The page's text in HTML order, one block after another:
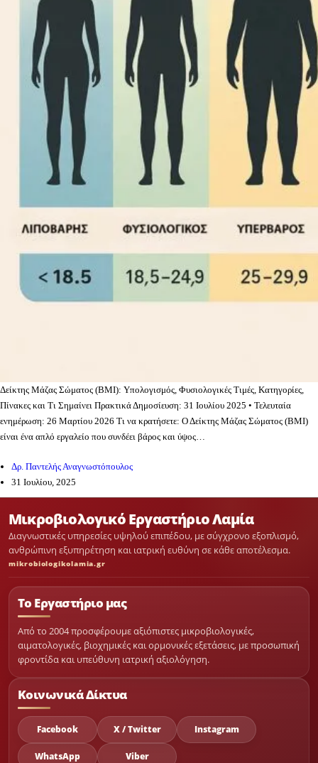
Δείκτης Μάζας Σώματος (BMI): Υπολογισμός, Φυσιολογικές Τιμές, Κατηγορίες,
Πίνακες και Τι Σημαίνει Πρακτικά Δημοσίευση: 31 Ιουλίου 2025 • Τελευταία
ενημέρωση: 26 Μαρτίου 2026 Τι να κρατήσετε: Ο Δείκτης Μάζας Σώματος (BMI)
είναι ένα απλό εργαλείο που συνδέει βάρος και ύψος…
Δρ. Παντελής Αναγνωστόπουλος
31 Ιουλίου, 2025
Μικροβιολογικό Εργαστήριο Λαμία
Διαγνωστικές υπηρεσίες υψηλού επιπέδου, με σύγχρονο εξοπλισμό,
ανθρώπινη εξυπηρέτηση και ιατρική ευθύνη σε κάθε αποτέλεσμα.
mikrobiologikolamia.gr
Το Εργαστήριο μας
Από το 2004 προσφέρουμε αξιόπιστες μικροβιολογικές,
αιματολογικές, βιοχημικές και ορμονικές εξετάσεις, με προσωπική
φροντίδα και υπεύθυνη ιατρική αξιολόγηση.
Κοινωνικά Δίκτυα
Facebook X / Twitter Instagram
WhatsApp Viber